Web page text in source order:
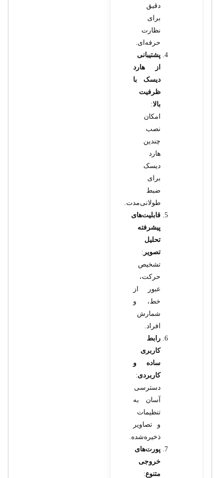
دقیق
برای
نظارت
حرفه‌ای.
پشتیبانی
از هارد
دیسک با
ظرفیت
بالا:
امکان
نصب
چندین
هارد
دیسک
برای
ضبط
طولانی‌مدت.
قابلیت‌های
پیشرفته
تحلیل
تصویر :
تشخیص
حرکت،
عبور از
خط، و
شمارش
افراد.
رابط
کاربری
ساده و
کاربردی:
دسترسی
آسان به
تنظیمات
و تصاویر
ذخیره‌شده.
پورت‌های
خروجی
متنوع: